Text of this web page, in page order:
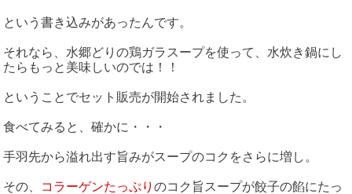
という書き込みがあったんです。
それなら、水郷どりの鶏ガラスープを使って、水炊き鍋にし
たらもっと美味しいのでは！！
ということでセット販売が開始されました。
食べてみると、確かに・・・
手羽先から溢れ出す旨みがスープのコクをさらに増し。
その、 コラーゲンたっぷり のコク旨スープが餃子の餡にたっ